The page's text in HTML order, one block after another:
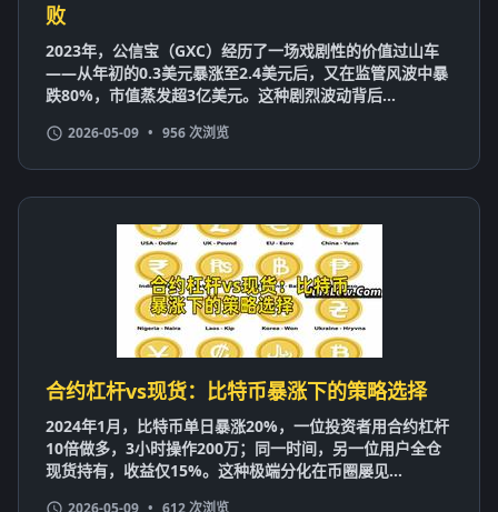
败
2023年，公信宝（GXC）经历了一场戏剧性的价值过山车
——从年初的0.3美元暴涨至2.4美元后，又在监管风波中暴
跌80%，市值蒸发超3亿美元。这种剧烈波动背后...
2026-05-09 • 956 次浏览
合约杠杆vs现货：比特币暴涨下的策略选择
2024年1月，比特币单日暴涨20%，一位投资者用合约杠杆
10倍做多，3小时操作200万；同一时间，另一位用户全仓
现货持有，收益仅15%。这种极端分化在币圈屡见...
2026-05-09 • 612 次浏览